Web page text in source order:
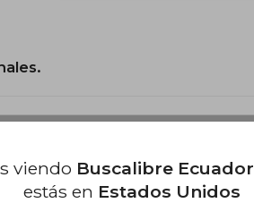
viendo Buscalibre Ecuador
estás en Estados Unidos